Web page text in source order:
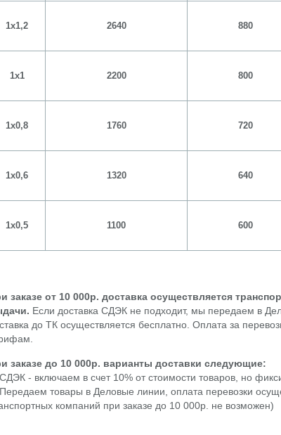
1х1,2 2640 880
1х1 2200 800
1х0,8 1760 720
1х0,6 1320 640
1х0,5 1100 600
заказе от 10 000р. доставка осуществляется
Если доставка СДЭК не подходит, мы передаем в
до ТК осуществляется бесплатно. Оплата за
заказе до 10 000р. варианты доставки следующие:
- включаем в счет 10% от стоимости товаров, но
товары в Деловые линии, оплата перевозки
компаний при заказе до 10 000р. не возможен)